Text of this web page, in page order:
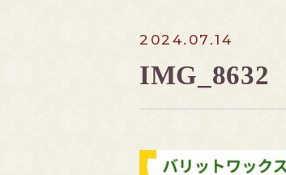
2024.07.14
IMG_8632